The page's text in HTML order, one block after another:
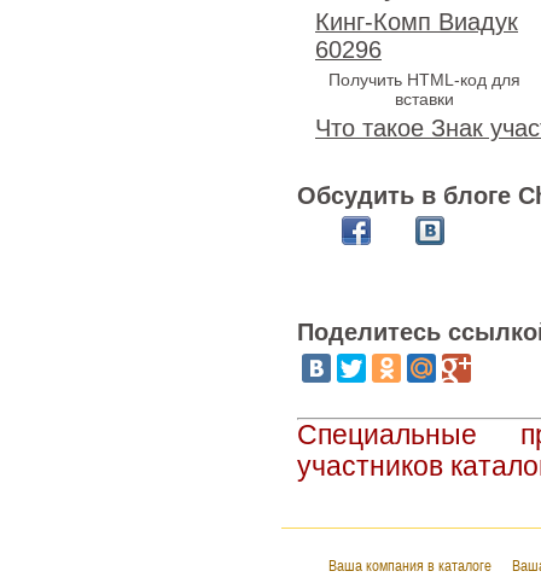
Кинг-Комп Виадук
60296
Получить HTML-код для
вставки
Что такое Знак
Обсудить в блоге
Поделитесь
Специальные
участников
Ваша компания в каталоге